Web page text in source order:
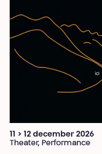
11 > 12 december 2026
Theater, Performance